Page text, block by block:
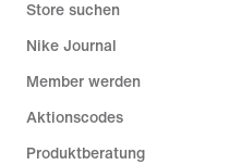
Store suchen
Nike Journal
Member werden
Aktionscodes
Produktberatung